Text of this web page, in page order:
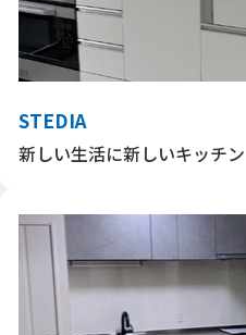
STEDIA
新しい生活に新しいキッチン